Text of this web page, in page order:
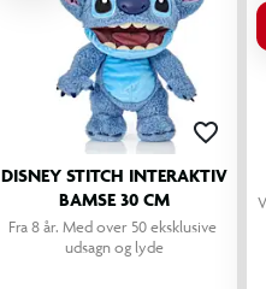
DISNEY STITCH INTERAKTIV
BAMSE 30 CM
Fra 8 år. Med over 50 eksklusive
udsagn og lyde